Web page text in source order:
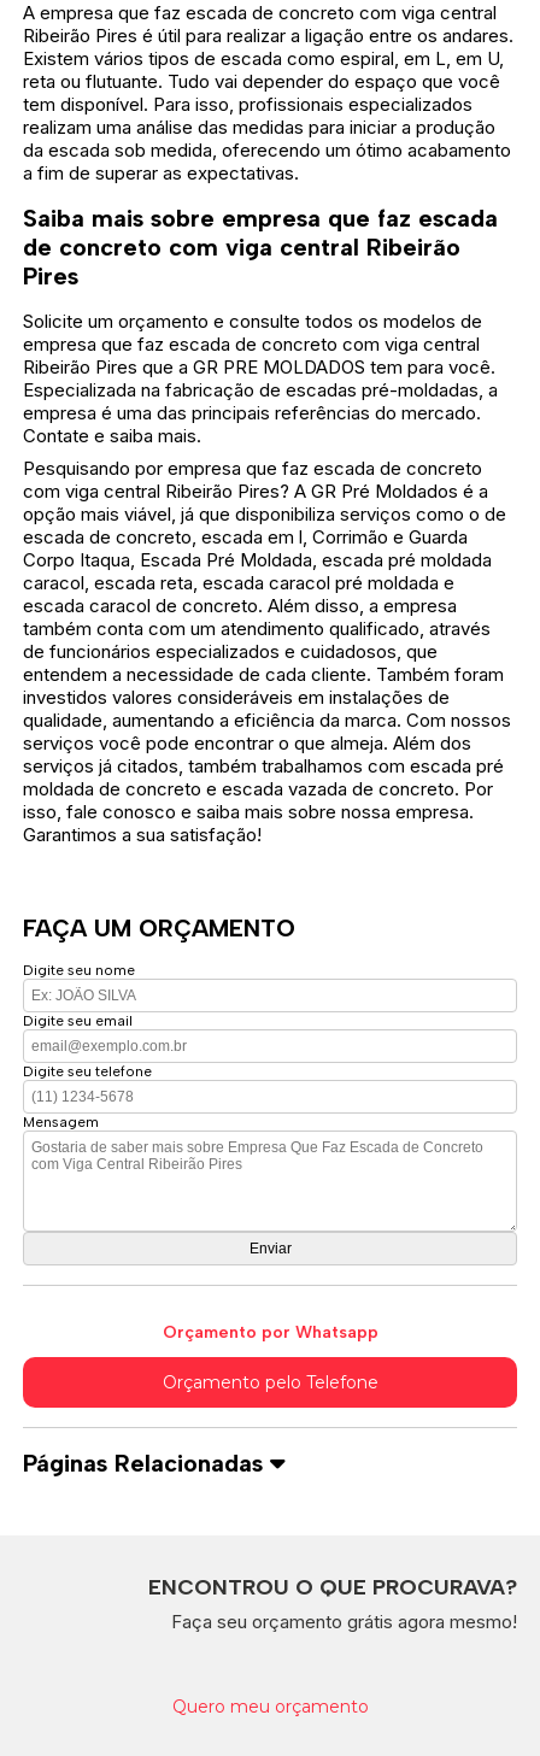
A empresa que faz escada de concreto com viga central
Ribeirão Pires é útil para realizar a ligação entre os andares.
Existem vários tipos de escada como espiral, em L, em U,
reta ou flutuante. Tudo vai depender do espaço que você
tem disponível. Para isso, profissionais especializados
realizam uma análise das medidas para iniciar a produção
da escada sob medida, oferecendo um ótimo acabamento
a fim de superar as expectativas.
Saiba mais sobre empresa que faz escada
de concreto com viga central Ribeirão
Pires
Solicite um orçamento e consulte todos os modelos de
empresa que faz escada de concreto com viga central
Ribeirão Pires que a GR PRE MOLDADOS tem para você.
Especializada na fabricação de escadas pré-moldadas, a
empresa é uma das principais referências do mercado.
Contate e saiba mais.
Pesquisando por empresa que faz escada de concreto
com viga central Ribeirão Pires? A GR Pré Moldados é a
opção mais viável, já que disponibiliza serviços como o de
escada de concreto, escada em l, Corrimão e Guarda
Corpo Itaqua, Escada Pré Moldada, escada pré moldada
caracol, escada reta, escada caracol pré moldada e
escada caracol de concreto. Além disso, a empresa
também conta com um atendimento qualificado, através
de funcionários especializados e cuidadosos, que
entendem a necessidade de cada cliente. Também foram
investidos valores consideráveis em instalações de
qualidade, aumentando a eficiência da marca. Com nossos
serviços você pode encontrar o que almeja. Além dos
serviços já citados, também trabalhamos com escada pré
moldada de concreto e escada vazada de concreto. Por
isso, fale conosco e saiba mais sobre nossa empresa.
Garantimos a sua satisfação!
FAÇA UM ORÇAMENTO
Digite seu nome
Digite seu email
Digite seu telefone
Mensagem
Orçamento por Whatsapp
Orçamento pelo Telefone
Páginas Relacionadas
ENCONTROU O QUE PROCURAVA?
Faça seu orçamento grátis agora mesmo!
Quero meu orçamento